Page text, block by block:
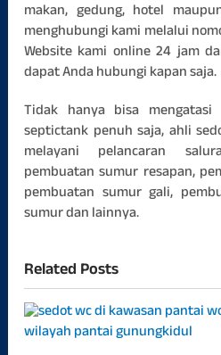
makan, gedung, hotel
menghubungi kami melalui
Website kami online 24 jam
dapat Anda hubungi kapan saja.
Tidak hanya bisa
septictank penuh saja, ahli
melayani pelancaran
pembuatan sumur resapan,
pembuatan sumur gali,
sumur dan lainnya.
Related Posts